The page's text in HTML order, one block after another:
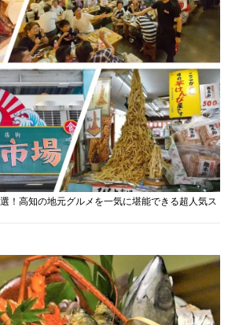
！高知の地元グルメを一気に堪能できる超人気ス